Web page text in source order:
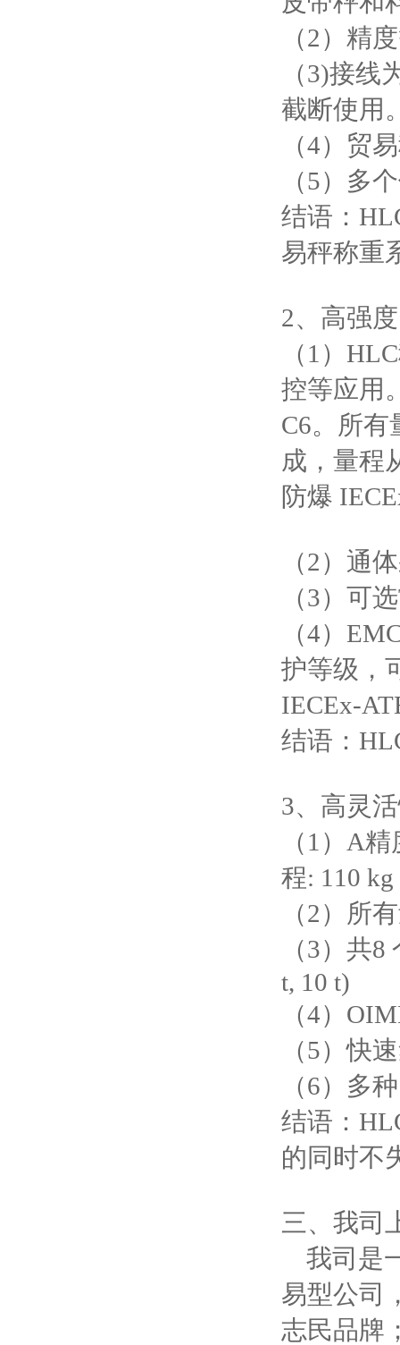
（2）精
（3)接
截断使用
（4）贸
（5）多
结语：
易秤称重
2、高强度
（1）
控等应用
C6。所有
成，量程
防爆
（2）通
（3）可
（4）
护等级，
IECEx-
结语：
3、高灵
（1）A
程: 110
（2）所
（3）共
t, 10 t)
（4）
（5）快
（6）多
结语：
的同时不
三、我司
我司是
易型公司
志民品牌